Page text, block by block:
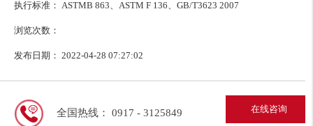
执行标准： ASTMB 863、ASTM F 136、GB/T3623 2007
浏览次数：
发布日期： 2022-04-28 07:27:02
在线咨询
全国热线： 0917 - 3125849